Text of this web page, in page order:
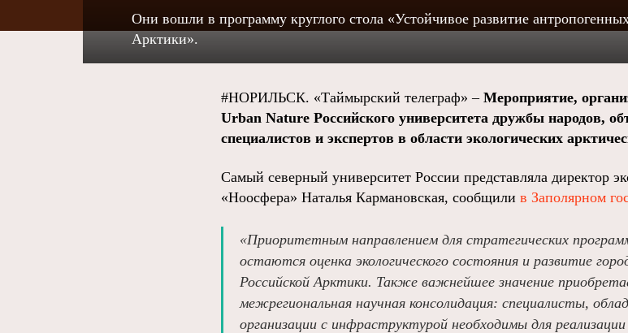
Они вошли в программу круглого стола «Устойчивое развитие
Арктики».
#НОРИЛЬСК. «Таймырский телеграф» – Мероприятие,
Urban Nature Российского университета дружбы народов,
специалистов и экспертов в области экологических
Самый северный университет России представляла директор
«Ноосфера» Наталья Кармановская, сообщили в Заполярном
«Приоритетным направлением для стратегических
остаются оценка экологического состояния и развитие
Российской Арктики. Также важнейшее значение
межрегиональная научная консолидация: специалисты,
организации с инфраструктурой необходимы для